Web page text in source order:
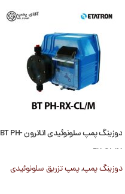
دوزینگ پمپ سلونوئیدی اتاترون BT PH-
RX-CL/M
دوزینگ پمپ,پمپ تزریق سلونوئیدی